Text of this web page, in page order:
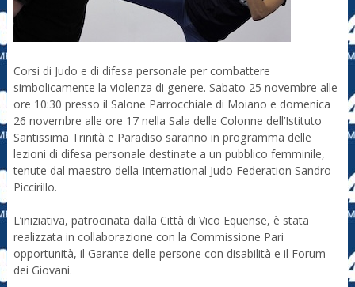
Corsi di Judo e di difesa personale per combattere
simbolicamente la violenza di genere. Sabato 25 novembre alle
ore 10:30 presso il Salone Parrocchiale di Moiano e domenica
26 novembre alle ore 17 nella Sala delle Colonne dell’Istituto
Santissima Trinità e Paradiso saranno in programma delle
lezioni di difesa personale destinate a un pubblico femminile,
tenute dal maestro della International Judo Federation Sandro
Piccirillo.
L’iniziativa, patrocinata dalla Città di Vico Equense, è stata
realizzata in collaborazione con la Commissione Pari
opportunità, il Garante delle persone con disabilità e il Forum
dei Giovani.